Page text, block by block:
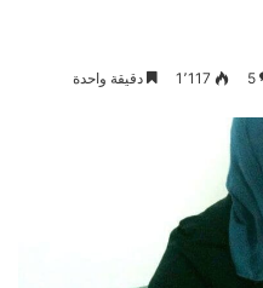
5 1٬117 دقيقة واحدة